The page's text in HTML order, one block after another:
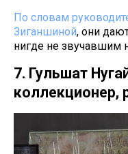
По словам
Зиганшиной, они
нигде не звучавшим
7. Гульшат
коллекционер,